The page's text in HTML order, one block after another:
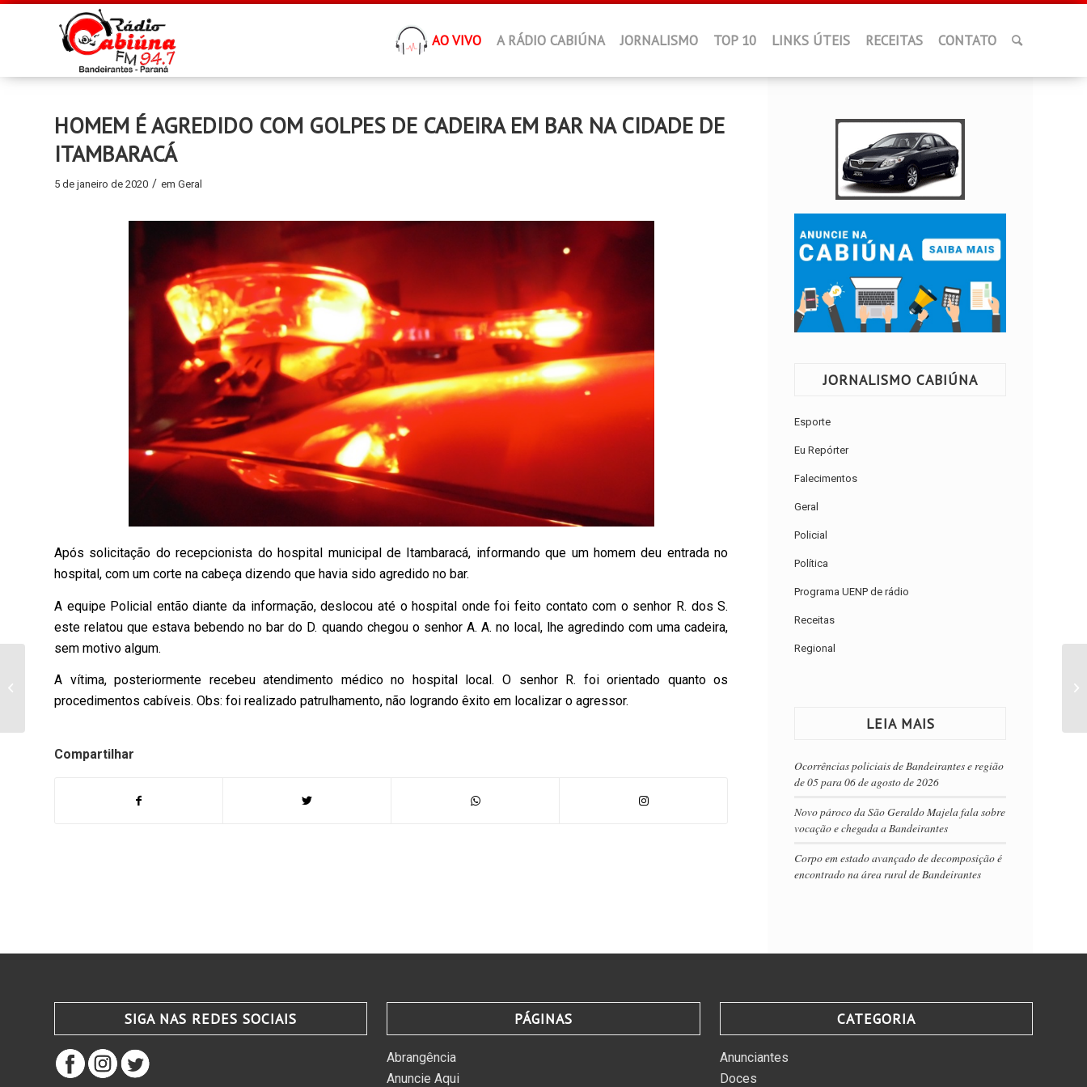
AO VIVO A RÁDIO CABIÚNA JORNALISMO TOP 10 LINKS ÚTEIS RECEITAS CONTATO
HOMEM É AGREDIDO COM GOLPES DE CADEIRA EM BAR NA CIDADE DE
ITAMBARACÁ
5 de janeiro de 2020 / em Geral
Após solicitação do recepcionista do hospital municipal de Itambaracá, informando que um homem deu entrada no
hospital, com um corte na cabeça dizendo que havia sido agredido no bar.
A equipe Policial então diante da informação, deslocou até o hospital onde foi feito contato com o senhor R. dos S.
este relatou que estava bebendo no bar do D. quando chegou o senhor A. A. no local, lhe agredindo com uma cadeira,
sem motivo algum.
A vítima, posteriormente recebeu atendimento médico no hospital local. O senhor R. foi orientado quanto os
procedimentos cabíveis. Obs: foi realizado patrulhamento, não logrando êxito em localizar o agressor.
Compartilhar
JORNALISMO CABIÚNA
Esporte
Eu Repórter
Falecimentos
Geral
Policial
Política
Programa UENP de rádio
Receitas
Regional
LEIA MAIS
Ocorrências policiais de Bandeirantes e região
de 05 para 06 de agosto de 2026
Novo pároco da São Geraldo Majela fala sobre
vocação e chegada a Bandeirantes
Corpo em estado avançado de decomposição é
encontrado na área rural de Bandeirantes
SIGA NAS REDES SOCIAIS PÁGINAS
Abrangência
Anuncie Aqui
CATEGORIA
Anunciantes
Doces
sua gestão e das
perspectivas para a